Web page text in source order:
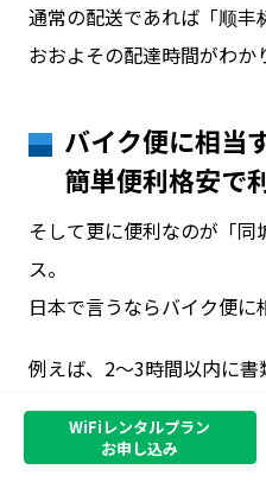
通常の配送であれば「顺丰
おおよその配達時間がわか
バイク便に相当
簡単便利格安で
そして更に便利なのが「
ス。
日本で言うならバイク便に
例えば、2～3時間以内に
して捺印して返送してもら
中国なら簡単・安価です。
WiFiレンタルプラン
お申し込み